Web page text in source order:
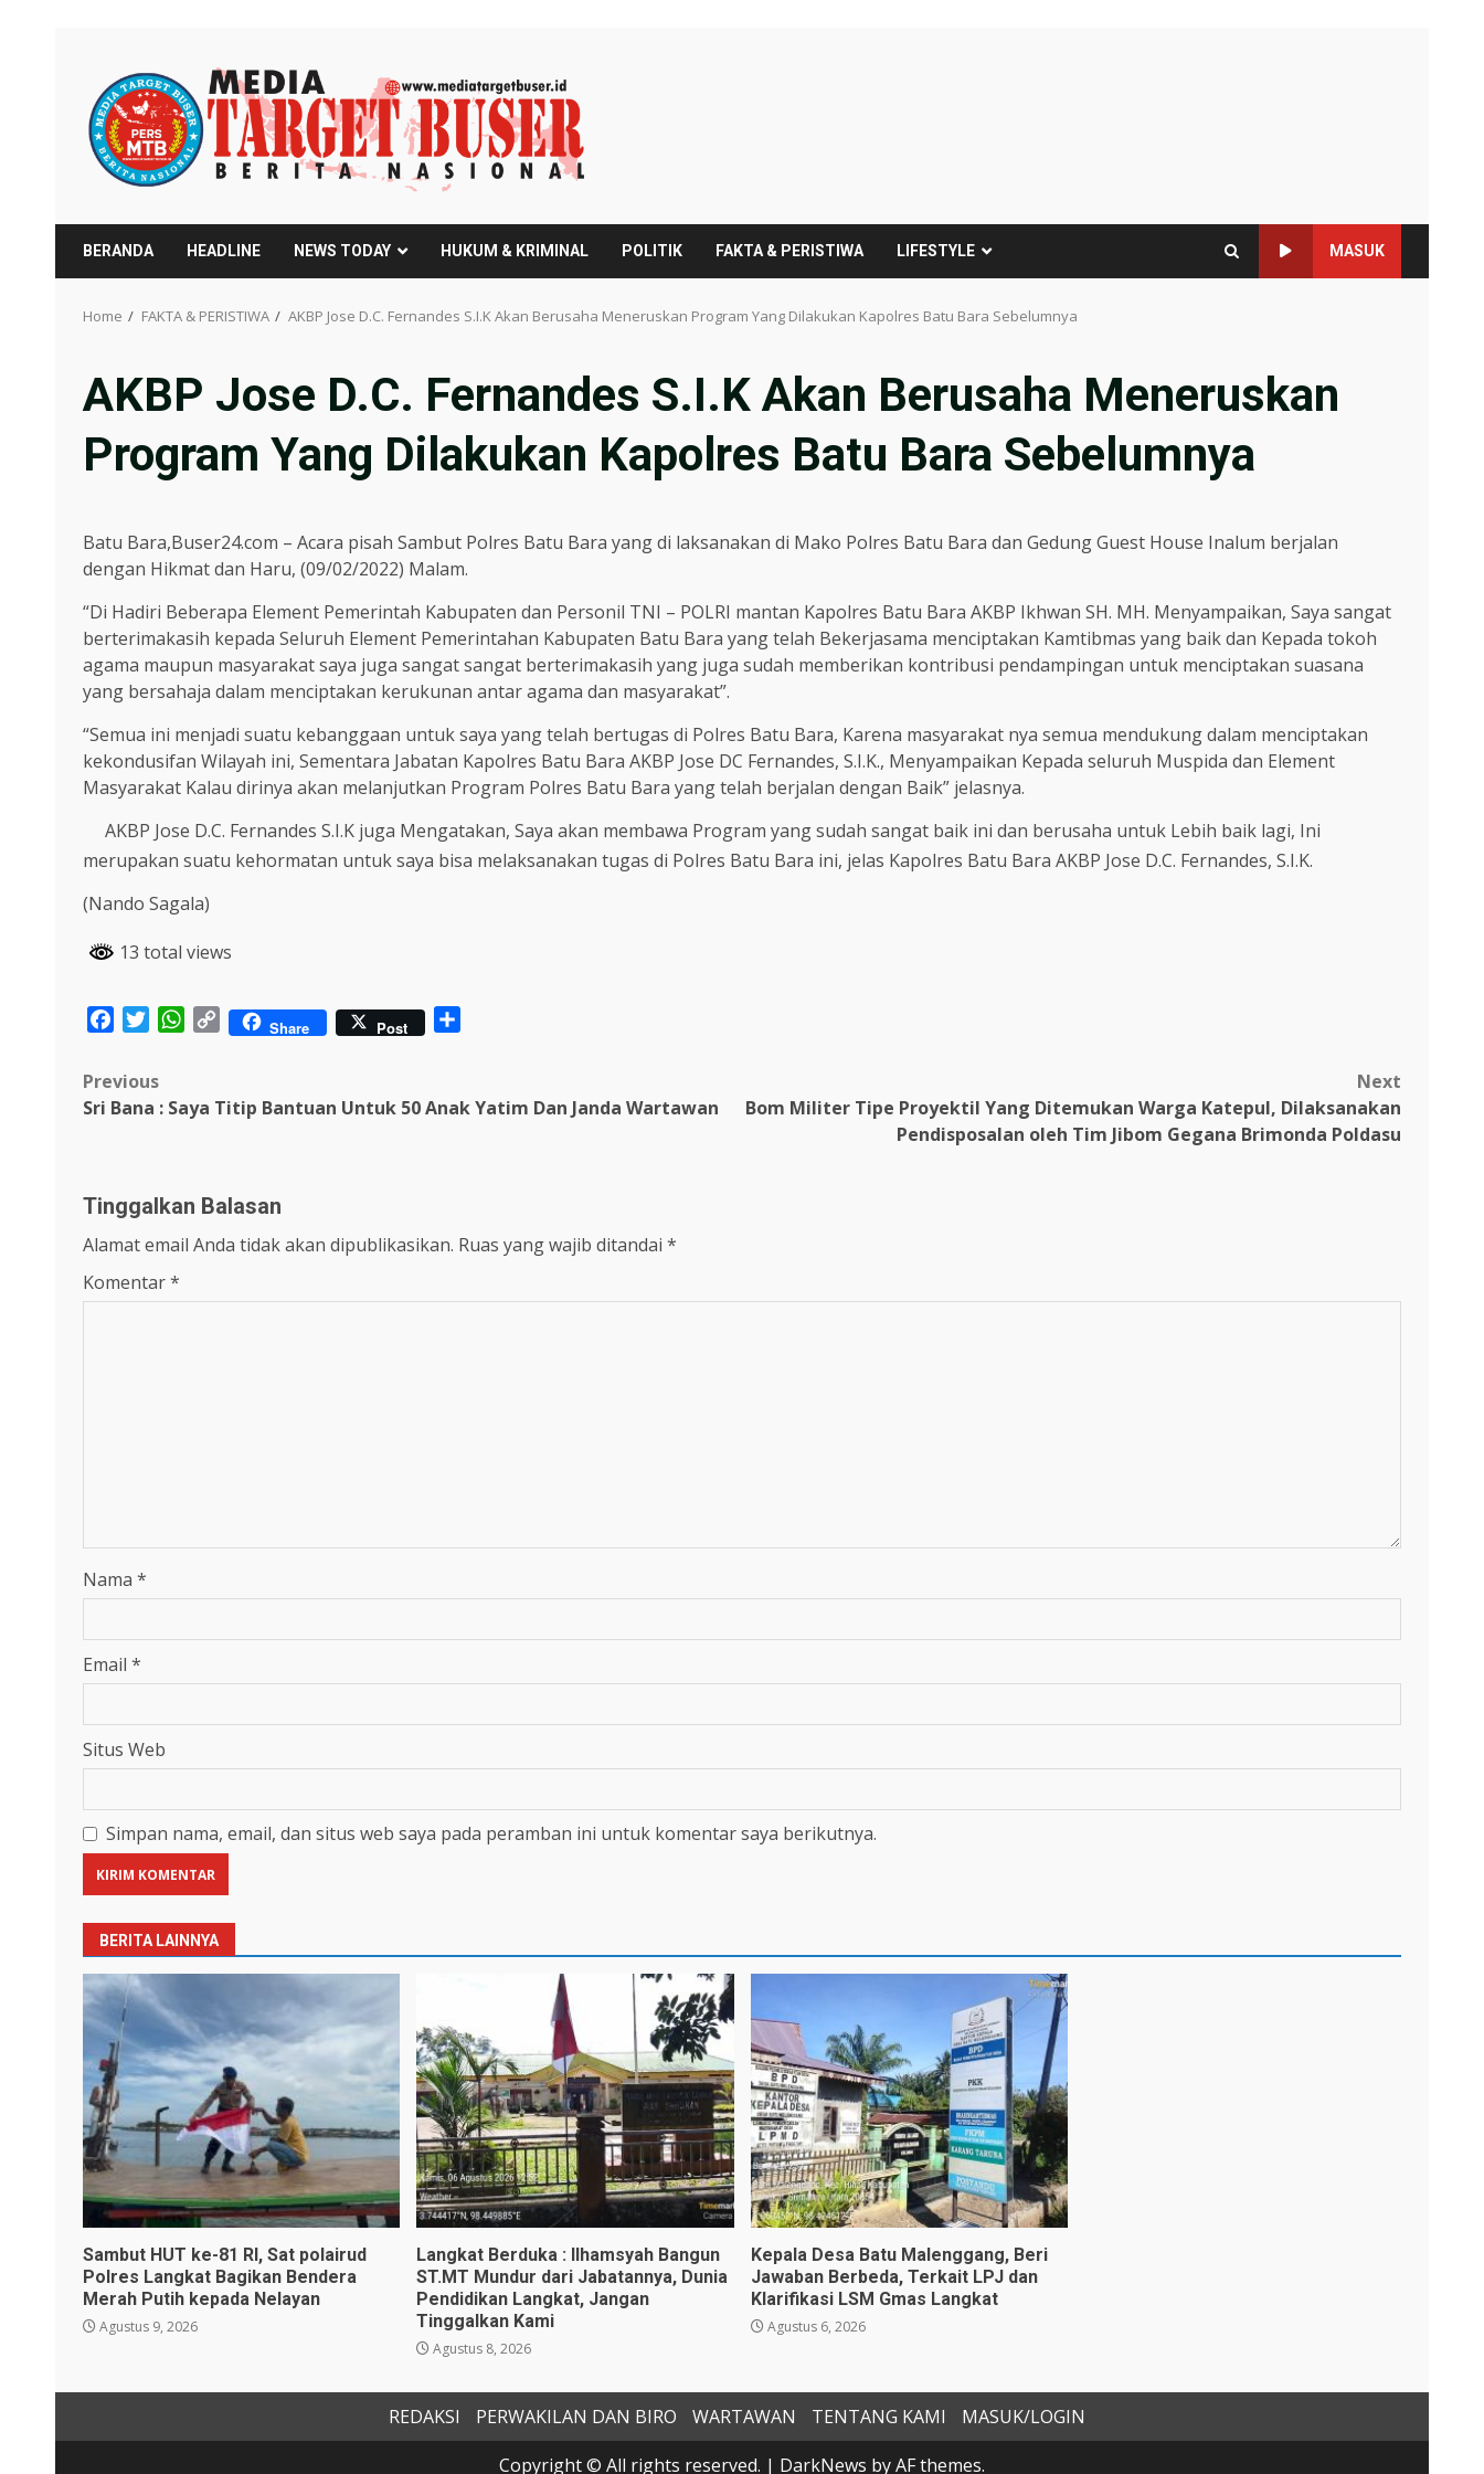
content
BERANDA HEADLINE NEWS TODAY HUKUM & KRIMINAL POLITIK FAKTA & PERISTIWA LIFESTYLE MASUK
Home FAKTA & PERISTIWA AKBP Jose D.C. Fernandes S.I.K Akan Berusaha Meneruskan Program Yang Dilakukan Kapolres Batu Bara Sebelumnya
AKBP Jose D.C. Fernandes S.I.K Akan Berusaha Meneruskan
Program Yang Dilakukan Kapolres Batu Bara Sebelumnya
Batu Bara,Buser24.com – Acara pisah Sambut Polres Batu Bara yang di laksanakan di Mako Polres Batu Bara dan Gedung Guest House Inalum berjalan
dengan Hikmat dan Haru, (09/02/2022) Malam.
“Di Hadiri Beberapa Element Pemerintah Kabupaten dan Personil TNI – POLRI mantan Kapolres Batu Bara AKBP Ikhwan SH. MH. Menyampaikan, Saya sangat
berterimakasih kepada Seluruh Element Pemerintahan Kabupaten Batu Bara yang telah Bekerjasama menciptakan Kamtibmas yang baik dan Kepada tokoh
agama maupun masyarakat saya juga sangat sangat berterimakasih yang juga sudah memberikan kontribusi pendampingan untuk menciptakan suasana
yang bersahaja dalam menciptakan kerukunan antar agama dan masyarakat”.
“Semua ini menjadi suatu kebanggaan untuk saya yang telah bertugas di Polres Batu Bara, Karena masyarakat nya semua mendukung dalam menciptakan
kekondusifan Wilayah ini, Sementara Jabatan Kapolres Batu Bara AKBP Jose DC Fernandes, S.I.K., Menyampaikan Kepada seluruh Muspida dan Element
Masyarakat Kalau dirinya akan melanjutkan Program Polres Batu Bara yang telah berjalan dengan Baik” jelasnya.
AKBP Jose D.C. Fernandes S.I.K juga Mengatakan, Saya akan membawa Program yang sudah sangat baik ini dan berusaha untuk Lebih baik lagi, Ini
merupakan suatu kehormatan untuk saya bisa melaksanakan tugas di Polres Batu Bara ini, jelas Kapolres Batu Bara AKBP Jose D.C. Fernandes, S.I.K.
(Nando Sagala)
13 total views
FacebookTwitterWhatsApp
Copy Share Post
Post
navigation
Previous
Sri Bana : Saya Titip Bantuan Untuk 50 Anak Yatim Dan Janda Wartawan
Next
Bom Militer Tipe Proyektil Yang Ditemukan Warga Katepul, Dilaksanakan
Pendisposalan oleh Tim Jibom Gegana Brimonda Poldasu
Tinggalkan Balasan
Alamat email Anda tidak akan dipublikasikan. Ruas yang wajib ditandai *
Komentar*
Nama *
Email *
Situs Web
Simpan nama, email, dan situs web saya pada peramban ini untuk komentar saya berikutnya.
BERITA LAINNYA
Sambut HUT ke-81 RI, Sat polairud
Polres Langkat Bagikan Bendera
Merah Putih kepada Nelayan
Agustus 9, 2026
Langkat Berduka : Ilhamsyah Bangun
ST.MT Mundur dari Jabatannya, Dunia
Pendidikan Langkat, Jangan
Tinggalkan Kami
Agustus 8, 2026
Kepala Desa Batu Malenggang, Beri
Jawaban Berbeda, Terkait LPJ dan
Klarifikasi LSM Gmas Langkat
Agustus 6, 2026
REDAKSI PERWAKILAN DAN BIRO WARTAWAN TENTANG KAMI
MASUK/LOGIN
Copyright © All rights reserved. | DarkNews by AF themes.